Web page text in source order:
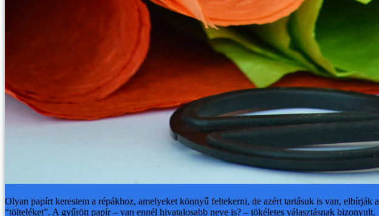
Olyan papírt kerestem a répákhoz, amelyeket könnyű feltekerni, de azért tartásuk is van, elbírják a
“tölteléket”. A gyűrött papír – van ennél hivatalosabb neve is? – tökéletes választásnak bizonyult.